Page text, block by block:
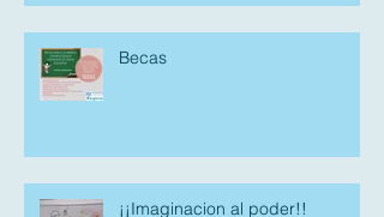
Becas
¡¡Imaginacion al poder!!